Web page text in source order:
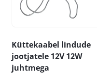
Küttekaabel lindude
jootjatele 12V 12W
juhtmega